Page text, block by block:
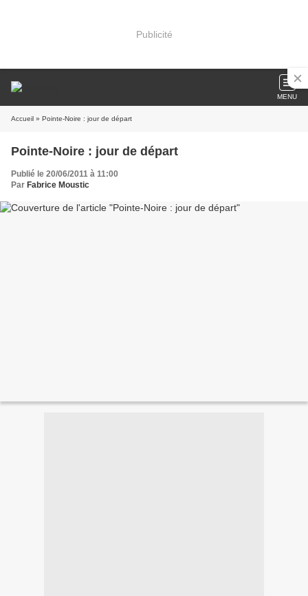
Publicité
MENU
Accueil » Pointe-Noire : jour de départ
Pointe-Noire : jour de départ
Publié le 20/06/2011 à 11:00
Par Fabrice Moustic